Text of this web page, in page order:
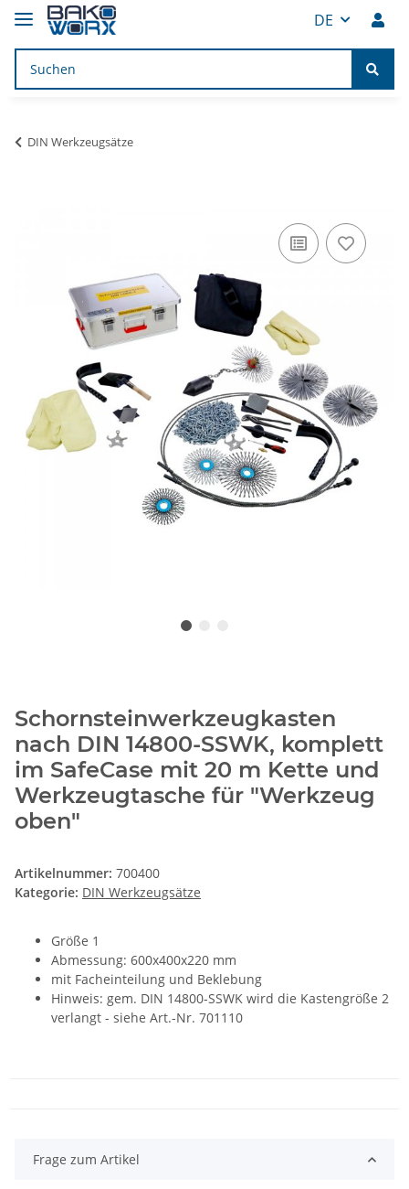
DE
DIN Werkzeugsätze
Schornsteinwerkzeugkasten
nach DIN 14800-SSWK, komplett
im SafeCase mit 20 m Kette und
Werkzeugtasche für "Werkzeug
oben"
Artikelnummer: 700400
Kategorie: DIN Werkzeugsätze
Größe 1
Abmessung: 600x400x220 mm
mit Facheinteilung und Beklebung
Hinweis: gem. DIN 14800-SSWK wird die Kastengröße 2
verlangt - siehe Art.-Nr. 701110
Frage zum Artikel